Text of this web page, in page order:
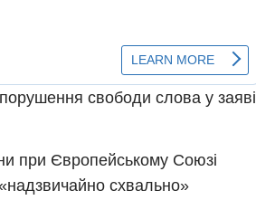
свободи слова у заяві
при Європейському Союзі
схвально»